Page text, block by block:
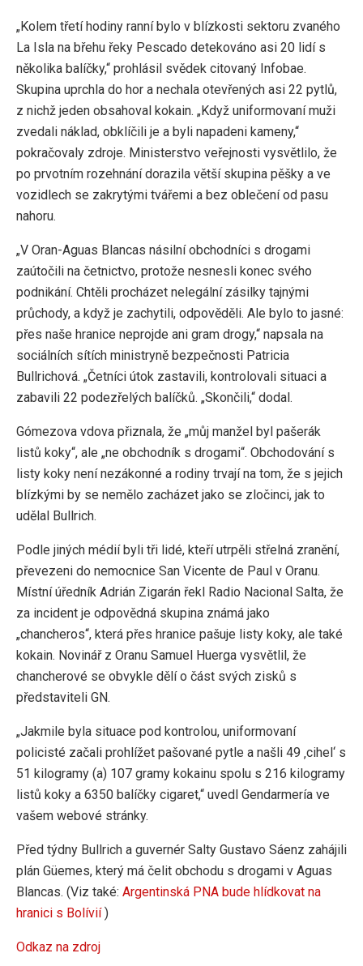
„Kolem třetí hodiny ranní bylo v blízkosti sektoru zvaného
La Isla na břehu řeky Pescado detekováno asi 20 lidí s
několika balíčky,“ prohlásil svědek citovaný Infobae.
Skupina uprchla do hor a nechala otevřených asi 22 pytlů,
z nichž jeden obsahoval kokain. „Když uniformovaní muži
zvedali náklad, obklíčili je a byli napadeni kameny,“
pokračovaly zdroje. Ministerstvo veřejnosti vysvětlilo, že
po prvotním rozehnání dorazila větší skupina pěšky a ve
vozidlech se zakrytými tvářemi a bez oblečení od pasu
nahoru.
„V Oran-Aguas Blancas násilní obchodníci s drogami
zaútočili na četnictvo, protože nesnesli konec svého
podnikání. Chtěli procházet nelegální zásilky tajnými
průchody, a když je zachytili, odpověděli. Ale bylo to jasné:
přes naše hranice neprojde ani gram drogy,“ napsala na
sociálních sítích ministryně bezpečnosti Patricia
Bullrichová. „Četníci útok zastavili, kontrolovali situaci a
zabavili 22 podezřelých balíčků. „Skončili,“ dodal.
Gómezova vdova přiznala, že „můj manžel byl pašerák
listů koky“, ale „ne obchodník s drogami“. Obchodování s
listy koky není nezákonné a rodiny trvají na tom, že s jejich
blízkými by se nemělo zacházet jako se zločinci, jak to
udělal Bullrich.
Podle jiných médií byli tři lidé, kteří utrpěli střelná zranění,
převezeni do nemocnice San Vicente de Paul v Oranu.
Místní úředník Adrián Zigarán řekl Radio Nacional Salta, že
za incident je odpovědná skupina známá jako
„chancheros“, která přes hranice pašuje listy koky, ale také
kokain. Novinář z Oranu Samuel Huerga vysvětlil, že
chancherové se obvykle dělí o část svých zisků s
představiteli GN.
„Jakmile byla situace pod kontrolou, uniformovaní
policisté začali prohlížet pašované pytle a našli 49 ‚cihel‘ s
51 kilogramy (a) 107 gramy kokainu spolu s 216 kilogramy
listů koky a 6350 balíčky cigaret,“ uvedl Gendarmería ve
vašem webové stránky.
Před týdny Bullrich a guvernér Salty Gustavo Sáenz zahájili
plán Güemes, který má čelit obchodu s drogami v Aguas
Blancas. (Viz také: Argentinská PNA bude hlídkovat na
hranici s Bolívií)
Odkaz na zdroj